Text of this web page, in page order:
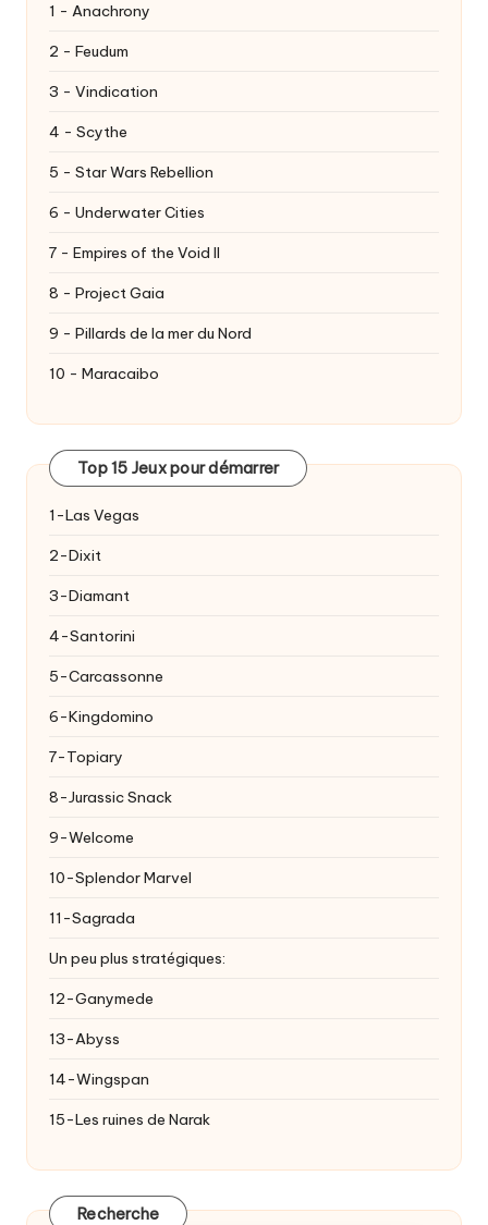
1 - Anachrony
2 - Feudum
3 - Vindication
4 - Scythe
5 - Star Wars Rebellion
6 - Underwater Cities
7 - Empires of the Void II
8 - Project Gaia
9 - Pillards de la mer du Nord
10 - Maracaibo
Top 15 Jeux pour démarrer
1-Las Vegas
2-Dixit
3-Diamant
4-Santorini
5-Carcassonne
6-Kingdomino
7-Topiary
8-Jurassic Snack
9-Welcome
10-Splendor Marvel
11-Sagrada
Un peu plus stratégiques:
12-Ganymede
13-Abyss
14-Wingspan
15-Les ruines de Narak
Recherche